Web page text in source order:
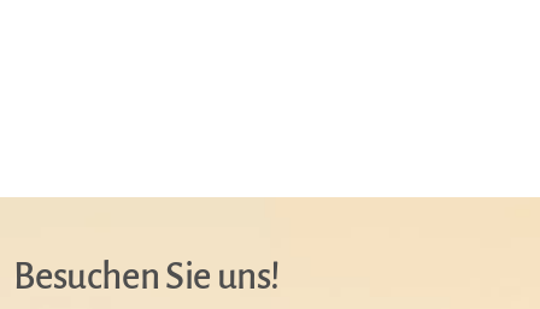
Besuchen Sie uns!